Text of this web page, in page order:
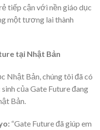
tiếp cận với nền giáo dục
một tương lai thành
tại Nhật Bản
Nhật Bản, chúng tôi đã có
của Gate Future đang
Bản.
“Gate Future đã giúp em